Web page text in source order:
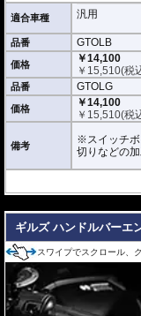
※商品は汎用品です。ご購
をお確かめください。
※商品は汎用品ですが、一
適合車種 汎用
品番 GTOLB
価格
￥14,100
￥ 15,510(税
品番 GTOLG
価格
￥14,100
￥ 15,510(税
備考
※スイッチボ
切りなどの
ギルズ ハンドルバーエ
スワイプでスクロール、